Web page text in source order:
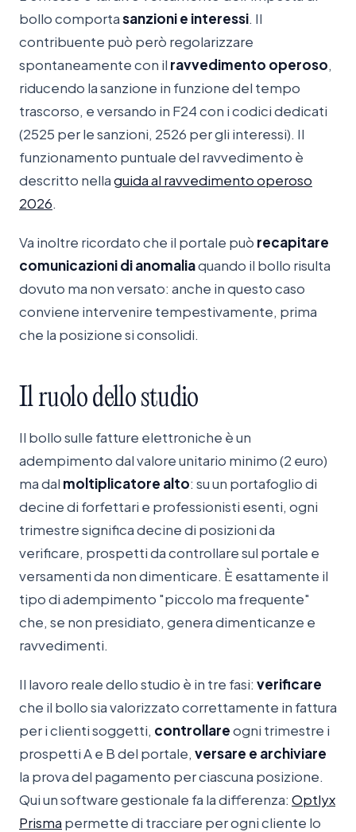
bollo comportasanzioni e interessi. Il
contribuente può però regolarizzare
spontaneamente con il ravvedimento operoso,
riducendo la sanzione in funzione del tempo
trascorso, e versando in F24 con i codici dedicati
(2525 per le sanzioni, 2526 per gli interessi). Il
funzionamento puntuale del ravvedimento è
descritto nellaguida al ravvedimento operoso
2026.
Va inoltre ricordato che il portale può recapitare
comunicazioni di anomaliaquando il bollo risulta
dovuto ma non versato: anche in questo caso
conviene intervenire tempestivamente, prima
che la posizione si consolidi.
Ilruolodellostudio
Il bollo sulle fatture elettroniche è un
adempimento dal valore unitario minimo (2 euro)
ma dal moltiplicatore alto: su un portafoglio di
decine di forfettari e professionisti esenti, ogni
trimestre significa decine di posizioni da
verificare, prospetti da controllare sul portale e
versamenti da non dimenticare. È esattamente il
tipo di adempimento "piccolo ma frequente"
che, se non presidiato, genera dimenticanze e
ravvedimenti.
Il lavoro reale dello studio è in tre fasi: verificare
che il bollo sia valorizzato correttamente in fattura
per i clienti soggetti, controllareogni trimestre i
prospetti A e B del portale, versare e archiviare
la prova del pagamento per ciascuna posizione.
Qui un software gestionale fa la differenza: Optlyx
Prisma permette di tracciare per ogni cliente lo